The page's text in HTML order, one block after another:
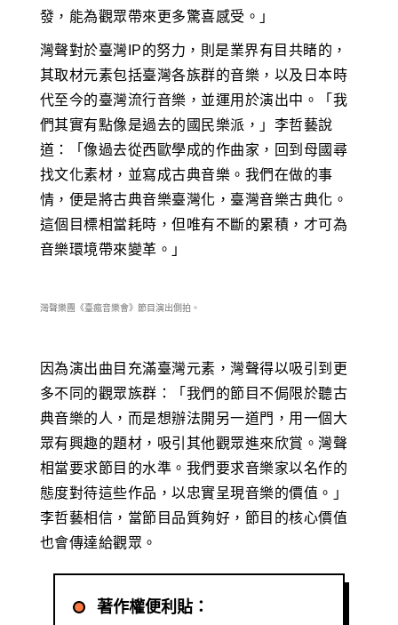
發，能為觀眾帶來更多驚喜感受。」
灣聲對於臺灣IP的努力，則是業界有目共睹的，
其取材元素包括臺灣各族群的音樂，以及日本時
代至今的臺灣流行音樂，並運用於演出中。「我
們其實有點像是過去的國民樂派，」李哲藝說
道：「像過去從西歐學成的作曲家，回到母國尋
找文化素材，並寫成古典音樂。我們在做的事
情，便是將古典音樂臺灣化，臺灣音樂古典化。
這個目標相當耗時，但唯有不斷的累積，才可為
音樂環境帶來變革。」
灣聲樂團《臺瘋音樂會》節目演出側拍。
因為演出曲目充滿臺灣元素，灣聲得以吸引到更
多不同的觀眾族群：「我們的節目不侷限於聽古
典音樂的人，而是想辦法開另一道門，用一個大
眾有興趣的題材，吸引其他觀眾進來欣賞。灣聲
相當要求節目的水準。我們要求音樂家以名作的
態度對待這些作品，以忠實呈現音樂的價值。」
李哲藝相信，當節目品質夠好，節目的核心價值
也會傳達給觀眾。
著作權便利貼：